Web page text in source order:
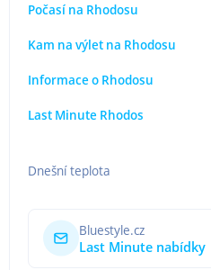
Počasí na Rhodosu
Kam na výlet na Rhodosu
Informace o Rhodosu
Last Minute Rhodos
Dnešní teplota
Bluestyle.cz
Last Minute nabídky